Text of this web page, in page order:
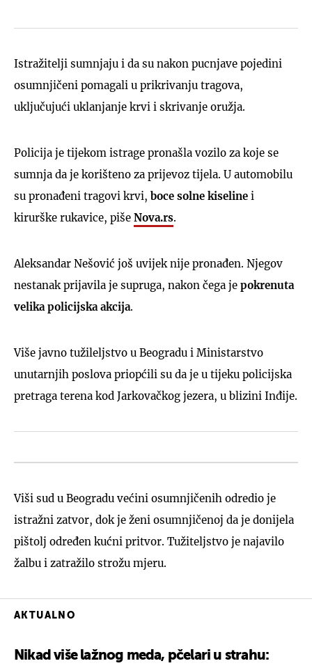
Istražitelji sumnjaju i da su nakon pucnjave pojedini
osumnjičeni pomagali u prikrivanju tragova,
uključujući uklanjanje krvi i skrivanje oružja.
Policija je tijekom istrage pronašla vozilo za koje se
sumnja da je korišteno za prijevoz tijela. U automobilu
su pronađeni tragovi krvi, boce solne kiseline i
kirurške rukavice, piše Nova.rs.
Aleksandar Nešović još uvijek nije pronađen. Njegov
nestanak prijavila je supruga, nakon čega je pokrenuta
velika policijska akcija.
Više javno tužileljstvo u Beogradu i Ministarstvo
unutarnjih poslova priopćili su da je u tijeku policijska
pretraga terena kod Jarkovačkog jezera, u blizini Inđije.
Viši sud u Beogradu većini osumnjičenih odredio je
istražni zatvor, dok je ženi osumnjičenoj da je donijela
pištolj određen kućni pritvor. Tužiteljstvo je najavilo
žalbu i zatražilo strožu mjeru.
AKTUALNO
Nikad više lažnog meda, pčelari u strahu: